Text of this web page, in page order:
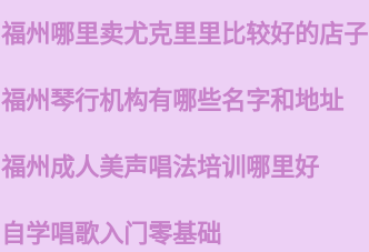
福州哪里卖尤克里里比较好的店子
福州琴行机构有哪些名字和地址
福州成人美声唱法培训哪里好
自学唱歌入门零基础